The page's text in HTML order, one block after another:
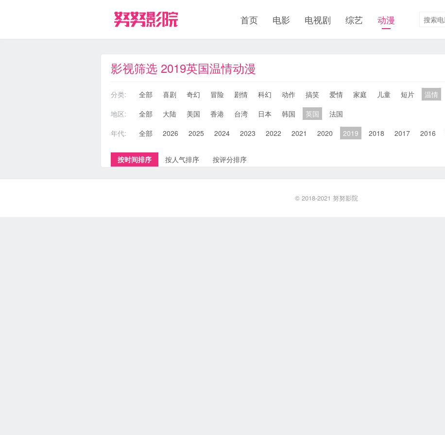
首页 电影 电视剧 综艺 动漫
影视筛选 2019英国温情动漫
分类: 全部 喜剧 奇幻 冒险 剧情 科幻 动作 搞笑 爱情 家庭 儿童 短片 温情
地区:
全部 大陆 美国 香港 台湾 日本 韩国 英国
法国
年代:
全部 2026 2025 2024 2023 2022 2021 2020 2019 2018 2017 2016
按时间排序 按人气排序 按评分排序
© 2018-2021 努努影院